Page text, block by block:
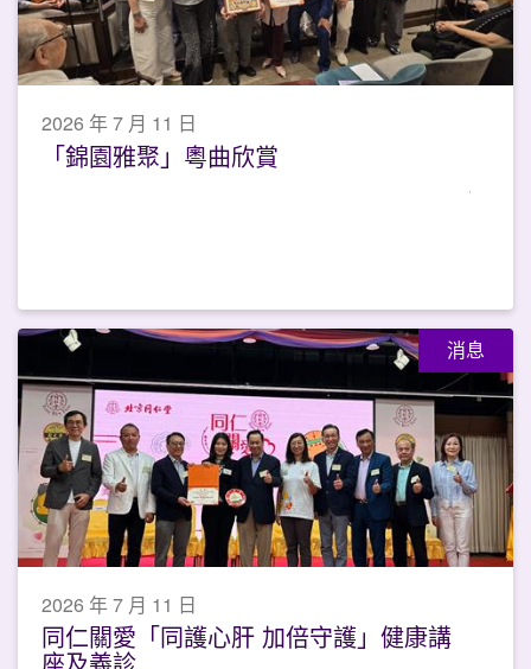
2026 年 7 月 11 日
「錦園雅聚」粵曲欣賞
消息
2026 年 7 月 11 日
同仁關愛「同護心肝 加倍守護」健康講